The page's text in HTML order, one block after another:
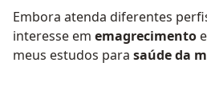
Embora atenda diferentes
interesse em emagrecimento
meus estudos para saúde da